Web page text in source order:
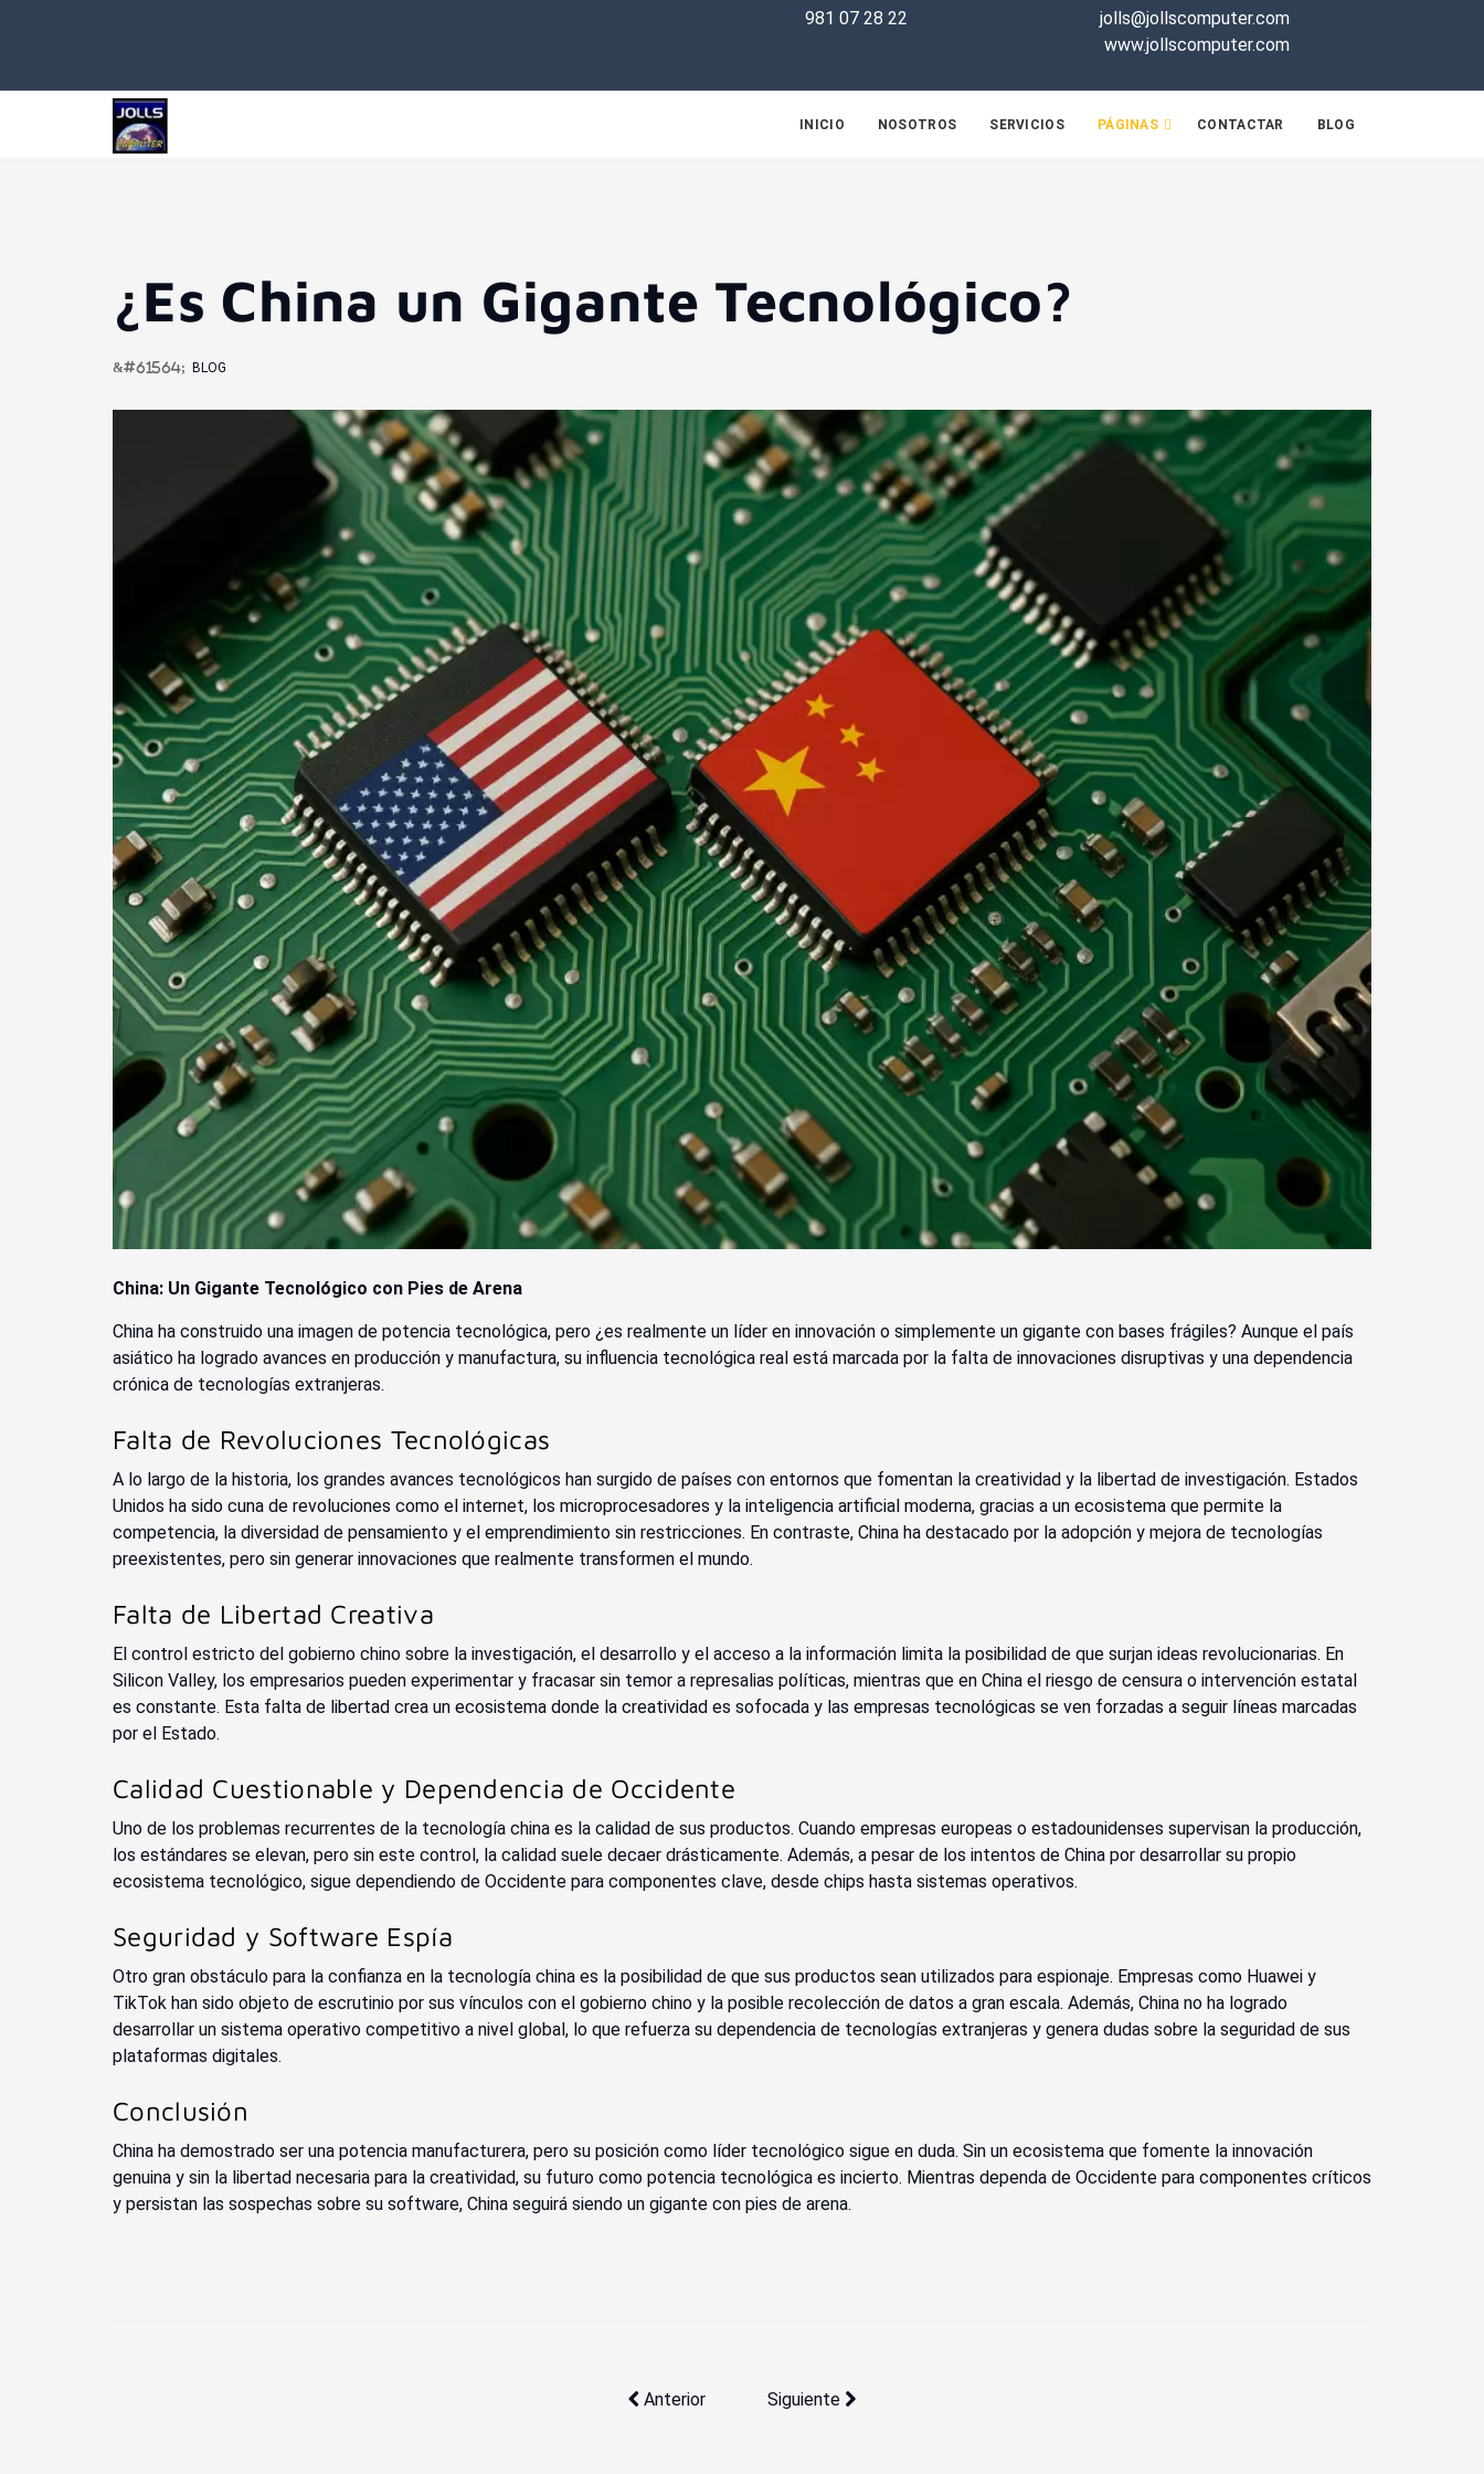
981 07 28 22
jolls@jollscomputer.com
www.jollscomputer.com
INICIO NOSOTROS SERVICIOS PÁGINAS CONTACTAR BLOG
¿Es China un Gigante Tecnológico?
BLOG
China: Un Gigante Tecnológico con Pies de Arena
China ha construido una imagen de potencia tecnológica, pero ¿es realmente un líder en innovación o simplemente un gigante con bases frágiles? Aunque el país
asiático ha logrado avances en producción y manufactura, su influencia tecnológica real está marcada por la falta de innovaciones disruptivas y una dependencia
crónica de tecnologías extranjeras.
Falta de Revoluciones Tecnológicas
A lo largo de la historia, los grandes avances tecnológicos han surgido de países con entornos que fomentan la creatividad y la libertad de investigación. Estados
Unidos ha sido cuna de revoluciones como el internet, los microprocesadores y la inteligencia artificial moderna, gracias a un ecosistema que permite la
competencia, la diversidad de pensamiento y el emprendimiento sin restricciones. En contraste, China ha destacado por la adopción y mejora de tecnologías
preexistentes, pero sin generar innovaciones que realmente transformen el mundo.
Falta de Libertad Creativa
El control estricto del gobierno chino sobre la investigación, el desarrollo y el acceso a la información limita la posibilidad de que surjan ideas revolucionarias. En
Silicon Valley, los empresarios pueden experimentar y fracasar sin temor a represalias políticas, mientras que en China el riesgo de censura o intervención estatal
es constante. Esta falta de libertad crea un ecosistema donde la creatividad es sofocada y las empresas tecnológicas se ven forzadas a seguir líneas marcadas
por el Estado.
Calidad Cuestionable y Dependencia de Occidente
Uno de los problemas recurrentes de la tecnología china es la calidad de sus productos. Cuando empresas europeas o estadounidenses supervisan la producción,
los estándares se elevan, pero sin este control, la calidad suele decaer drásticamente. Además, a pesar de los intentos de China por desarrollar su propio
ecosistema tecnológico, sigue dependiendo de Occidente para componentes clave, desde chips hasta sistemas operativos.
Seguridad y Software Espía
Otro gran obstáculo para la confianza en la tecnología china es la posibilidad de que sus productos sean utilizados para espionaje. Empresas como Huawei y
TikTok han sido objeto de escrutinio por sus vínculos con el gobierno chino y la posible recolección de datos a gran escala. Además, China no ha logrado
desarrollar un sistema operativo competitivo a nivel global, lo que refuerza su dependencia de tecnologías extranjeras y genera dudas sobre la seguridad de sus
plataformas digitales.
Conclusión
China ha demostrado ser una potencia manufacturera, pero su posición como líder tecnológico sigue en duda. Sin un ecosistema que fomente la innovación
genuina y sin la libertad necesaria para la creatividad, su futuro como potencia tecnológica es incierto. Mientras dependa de Occidente para componentes críticos
y persistan las sospechas sobre su software, China seguirá siendo un gigante con pies de arena.
Artículo anterior: ORDENADORES DIFFERO
Anterior Artículo siguiente: Youtube Videos everywhere!
Siguiente